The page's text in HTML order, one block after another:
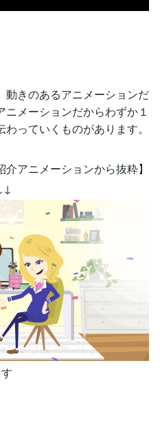
動きのあるアニメーションだ
メーションだからわずか１
っていくものがあります。
介アニメーションから抜粋】